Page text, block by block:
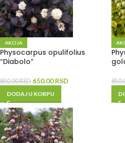
AKCIJA
Physocarpus opulifolius
“Diabolo”
850.00RSD 650.00RSD
DODAJ U KORPU